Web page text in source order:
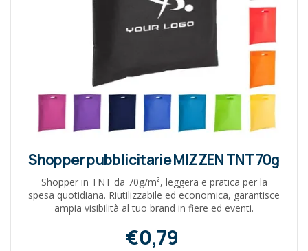
Shopper pubblicitarie MIZZEN TNT 70g
Shopper in TNT da 70g/m², leggera e pratica per la
spesa quotidiana. Riutilizzabile ed economica, garantisce
ampia visibilità al tuo brand in fiere ed eventi.
€0,79